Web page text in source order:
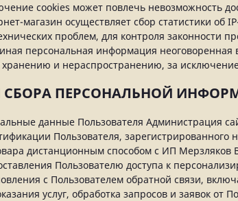
cookies может повлечь невозможность
магазин осуществляет сбор статистики об
проблем, для контроля законности
персональная информация
и нераспространению, за
СБОРА ПЕРСОНАЛЬНОЙ
данные Пользователя Администрация
Пользователя,
дистанционным способом с ИП Мерзляков
Пользователю доступа к
с Пользователем обратной связи,
услуг, обработка запросов и заявок от